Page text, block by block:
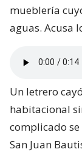
mueblería
aguas. Acusa
Un letrero
habitacional
complicado se
San Juan